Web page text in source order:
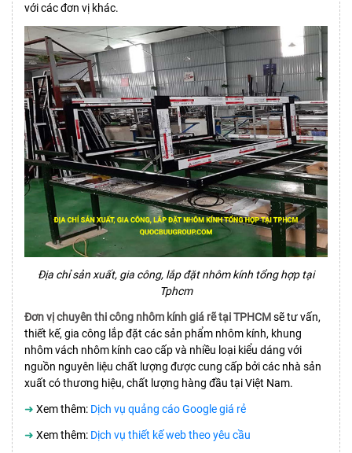
với các đơn vị khác.
Địa chỉ sản xuất, gia công, lắp đặt nhôm kính tổng hợp tại
Tphcm
Đơn vị chuyên thi công nhôm kính giá rẽ tại TPHCMsẽ tư vấn,
thiết kế, gia công lắp đặt các sản phẩm nhôm kính, khung
nhôm vách nhôm kính cao cấp và nhiều loại kiểu dáng với
nguồn nguyên liệu chất lượng được cung cấp bởi các nhà sản
xuất có thương hiệu, chất lượng hàng đầu tại Việt Nam.
➜ Xem thêm: Dịch vụ quảng cáo Google giá rẻ
➜ Xem thêm: Dịch vụ thiết kế web theo yêu cầu